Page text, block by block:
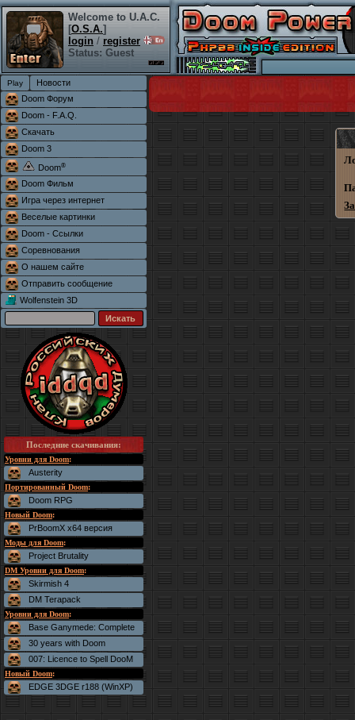
Welcome to U.A.C.
[O.S.A.]
login / register
Status: Guest
Новости
Doom Форум
Doom - F.A.Q.
Скачать
Doom 3
Doom®
Doom Фильм
Игра через интернет
Веселые картинки
Doom - Ссылки
Соревнования
О нашем сайте
Отправить сообщение
Wolfenstein 3D
Последние скачивания:
Уровни для Doom:
Austerity
Портированный Doom:
Doom RPG
Новый Doom:
PrBoomX x64 версия
Моды для Doom:
Project Brutality
DM Уровни для Doom:
Skirmish 4
DM Terapack
Уровни для Doom:
Base Ganymede: Complete
30 years with Doom
007: Licence to Spell DooM
Новый Doom:
EDGE 3DGE r188 (WinXP)